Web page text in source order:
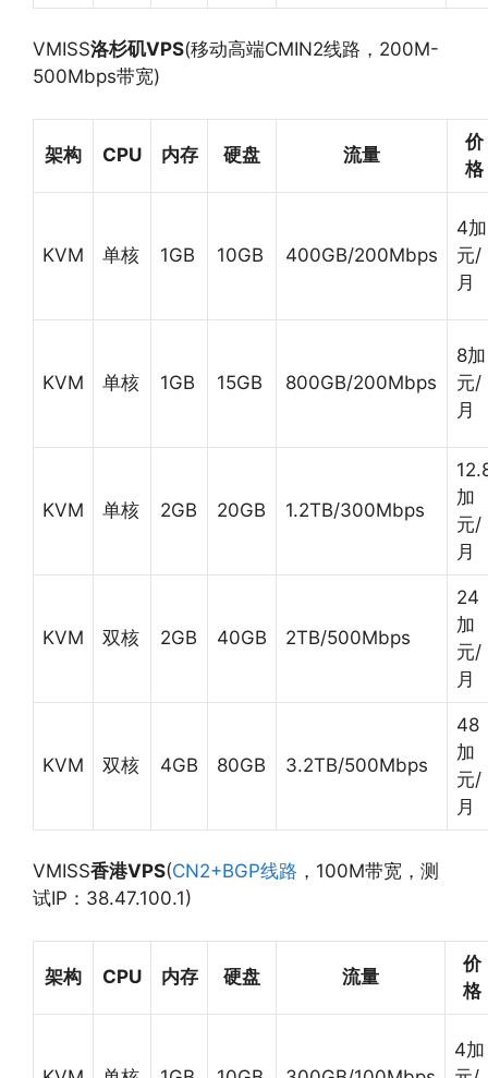
VMISS洛杉矶VPS(移动高端CMIN2线路，200M-
500Mbps带宽)
架构 CPU 内存 硬盘 流量
价
格
KVM 单核 1GB 10GB 400GB/200Mbps
4加
元/
月
KVM 单核 1GB 15GB 800GB/200Mbps
8加
元/
月
KVM 单核 2GB 20GB 1.2TB/300Mbps
加
元/
月
KVM 双核 2GB 40GB 2TB/500Mbps
24
加
元/
月
KVM 双核 4GB 80GB 3.2TB/500Mbps
48
加
元/
月
VMISS香港VPS(CN2+BGP线路 ，100M带宽，测
试IP：38.47.100.1)
架构 CPU 内存 硬盘 流量
价
格
4加